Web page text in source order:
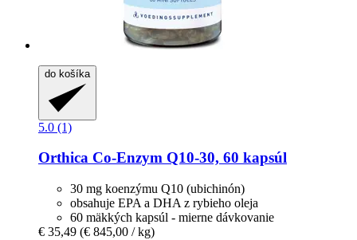
do košíka
5.0 (1)
Orthica Co-​Enzym Q10-​30, 60 kapsúl
30 mg koenzýmu Q10 (ubichinón)
obsahuje EPA a DHA z rybieho oleja
60 mäkkých kapsúl - mierne dávkovanie
€ 35,49 (€ 845,00 / kg)